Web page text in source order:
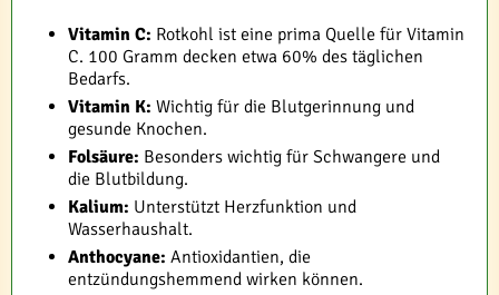
Vitamin C: Rotkohl ist eine prima Quelle für Vitamin
C. 100 Gramm decken etwa 60% des täglichen
Bedarfs.
Vitamin K: Wichtig für die Blutgerinnung und
gesunde Knochen.
Folsäure: Besonders wichtig für Schwangere und
die Blutbildung.
Kalium: Unterstützt Herzfunktion und
Wasserhaushalt.
Anthocyane: Antioxidantien, die
entzündungshemmend wirken können.